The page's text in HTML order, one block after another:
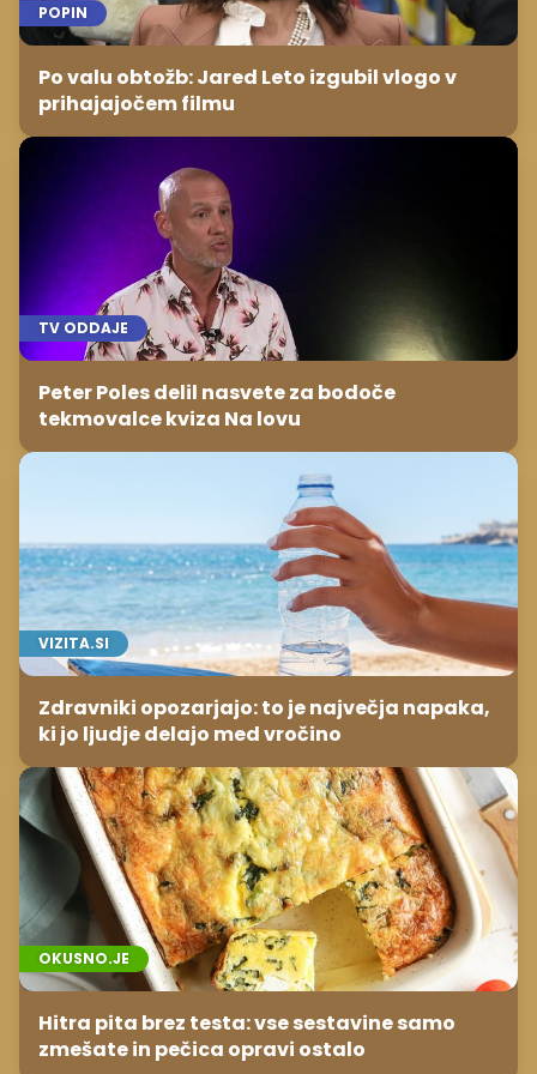
POPIN
Po valu obtožb: Jared Leto izgubil vlogo v
prihajajočem filmu
TV ODDAJE
Peter Poles delil nasvete za bodoče
tekmovalce kviza Na lovu
VIZITA.SI
Zdravniki opozarjajo: to je največja napaka,
ki jo ljudje delajo med vročino
OKUSNO.JE
Hitra pita brez testa: vse sestavine samo
zmešate in pečica opravi ostalo